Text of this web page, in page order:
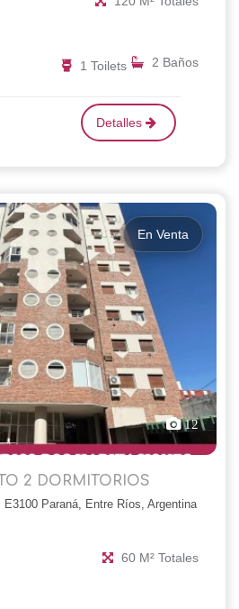
2 Baños
1 Toilets
Detalles
En Venta
12
2 DORMITORIOS
E3100 Paraná, Entre Ríos, Argentina
60 M² Totales